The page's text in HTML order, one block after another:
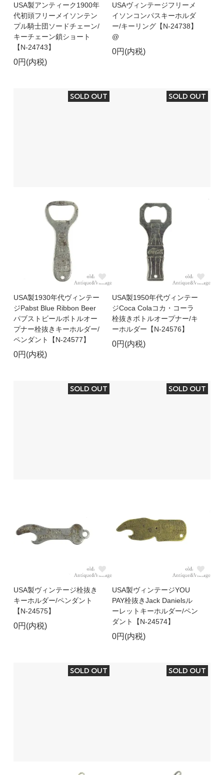
USA製アンティーク1900年
代初頭フリーメイソンテン
プル騎士団ソードチェーン/
キーチェーン鎖ショート
【N-24743】
0円(内税)
USAヴィンテージフリーメ
イソンコンパスキーホルダ
ー/キーリング【N-24738】
@
0円(内税)
SOLD OUT
USA製1930年代ヴィンテー
ジPabst Blue Ribbon Beer
パブストビールボトルオー
プナー栓抜きキーホルダー/
ペンダント【N-24577】
0円(内税)
SOLD OUT
USA製1950年代ヴィンテー
ジCoca Colaコカ・コーラ
栓抜きボトルオープナー/キ
ーホルダー【N-24576】
0円(内税)
SOLD OUT
USA製ヴィンテージ栓抜き
キーホルダー/ペンダント
【N-24575】
0円(内税)
SOLD OUT
USA製ヴィンテージYOU
PAY栓抜きJack Danielsル
ーレットキーホルダー/ペン
ダント【N-24574】
0円(内税)
SOLD OUT SOLD OUT